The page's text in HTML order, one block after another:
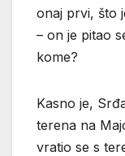
onaj prvi, što
– on je pitao
kome?
Kasno je,
terena na
vratio se s